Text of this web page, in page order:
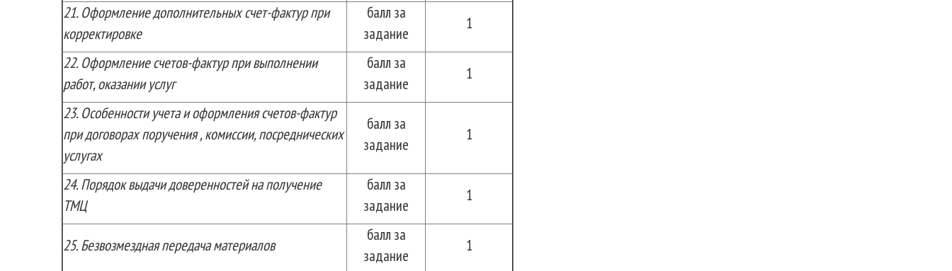
21.Оформление дополнительных счет-фактур при
корректировке
балл за
задание
1
22.Оформление счетов-фактур при выполнении
работ, оказании услуг
балл за
задание
1
23.Особенности учета и оформления счетов-фактур
при договорах поручения , комиссии, посреднических
услугах
балл за
задание
1
24.Порядок выдачи доверенностей на получение
ТМЦ
балл за
задание
1
25.Безвозмездная передача материалов
балл за
задание
1